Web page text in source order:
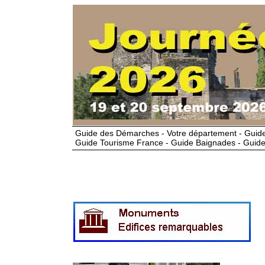
Guide des Démarches - Votre département -
Guide Tourisme France - Guide Baignades -